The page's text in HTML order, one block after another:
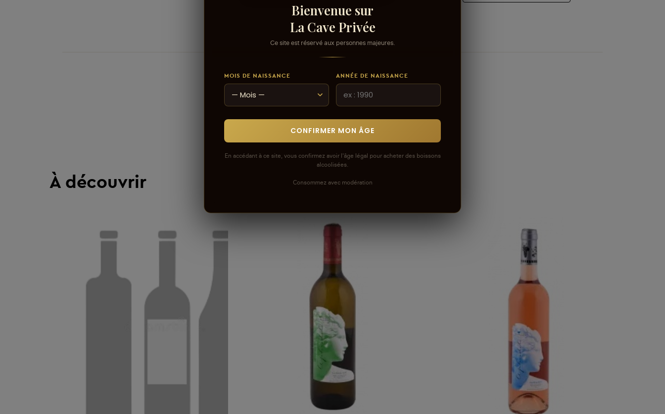
À découvrir
Bienvenue sur
La Cave Privée
Ce site est réservé aux personnes majeures.
MOIS DE NAISSANCE ANNÉE DE NAISSANCE
CONFIRMER MON ÂGE
En accédant à ce site, vous confirmez avoir l'âge légal pour acheter des boissons
alcoolisées.
Consommez avec modération